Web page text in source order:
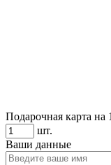
Подарочная карта на
шт.
Ваши данные